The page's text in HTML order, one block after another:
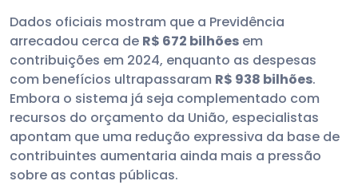
Dados oficiais mostram que a Previdência
arrecadou cerca de R$ 672 bilhões em
contribuições em 2024, enquanto as despesas
com benefícios ultrapassaram R$ 938 bilhões.
Embora o sistema já seja complementado com
recursos do orçamento da União, especialistas
apontam que uma redução expressiva da base de
contribuintes aumentaria ainda mais a pressão
sobre as contas públicas.